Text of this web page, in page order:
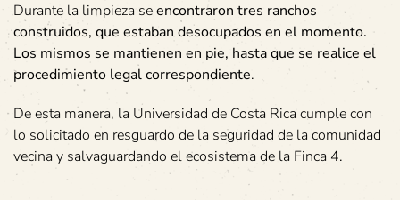
Durante la limpieza seencontraron tres ranchos
construidos, que estaban desocupados en el momento.
Los mismos se mantienen en pie, hasta que se realice el
procedimiento legal correspondiente.
De esta manera, la Universidad de Costa Rica cumple con
lo solicitado en resguardo de la seguridad de la comunidad
vecina y salvaguardando el ecosistema de la Finca 4.